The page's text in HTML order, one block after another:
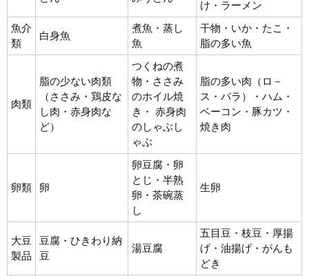
け・ラーメン
魚介
類
白身魚
煮魚・蒸し
魚
干物・いか・たこ・
脂の多い魚
肉類
脂の少ない肉類
（ささみ・鶏皮な
し肉・赤身肉な
ど）
つくねの煮
物・ささみ
のホイル焼
き・ 赤身肉
のしゃぶし
ゃぶ
脂の多い肉（ロ－
ス・バラ）・ハム・
ベーコン・豚カツ・
焼き肉
卵類 卵
卵豆腐・卵
とじ・半熟
卵・茶碗蒸
し
生卵
大豆
製品
豆腐・ひきわり納
豆
湯豆腐
五目豆・枝豆・厚揚
げ・油揚げ・がんも
どき